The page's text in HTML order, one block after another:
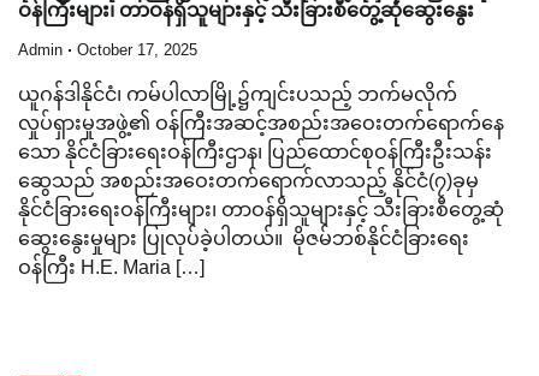
ဝန်ကြီးများ၊ တာဝန်ရှိသူများနှင့် သီးခြားစီတွေ့ဆုံဆွေးနွေး
Admin October 17, 2025
ယူဂန်ဒါနိုင်ငံ၊ ကမ်ပါလာမြို့၌ကျင်းပသည့် ဘက်မလိုက်
လှုပ်ရှားမှုအဖွဲ့၏ ဝန်ကြီးအဆင့်အစည်းအဝေးတက်ရောက်နေ
သော နိုင်ငံခြားရေးဝန်ကြီးဌာန၊ ပြည်ထောင်စုဝန်ကြီးဦးသန်း
ဆွေသည် အစည်းအဝေးတက်ရောက်လာသည့် နိုင်ငံ(၇)ခုမှ
နိုင်ငံခြားရေးဝန်ကြီးများ၊ တာဝန်ရှိသူများနှင့် သီးခြားစီတွေ့ဆုံ
ဆွေးနွေးမှုများ ပြုလုပ်ခဲ့ပါတယ်။ မိုဇမ်ဘစ်နိုင်ငံခြားရေး
ဝန်ကြီး H.E. Maria […]